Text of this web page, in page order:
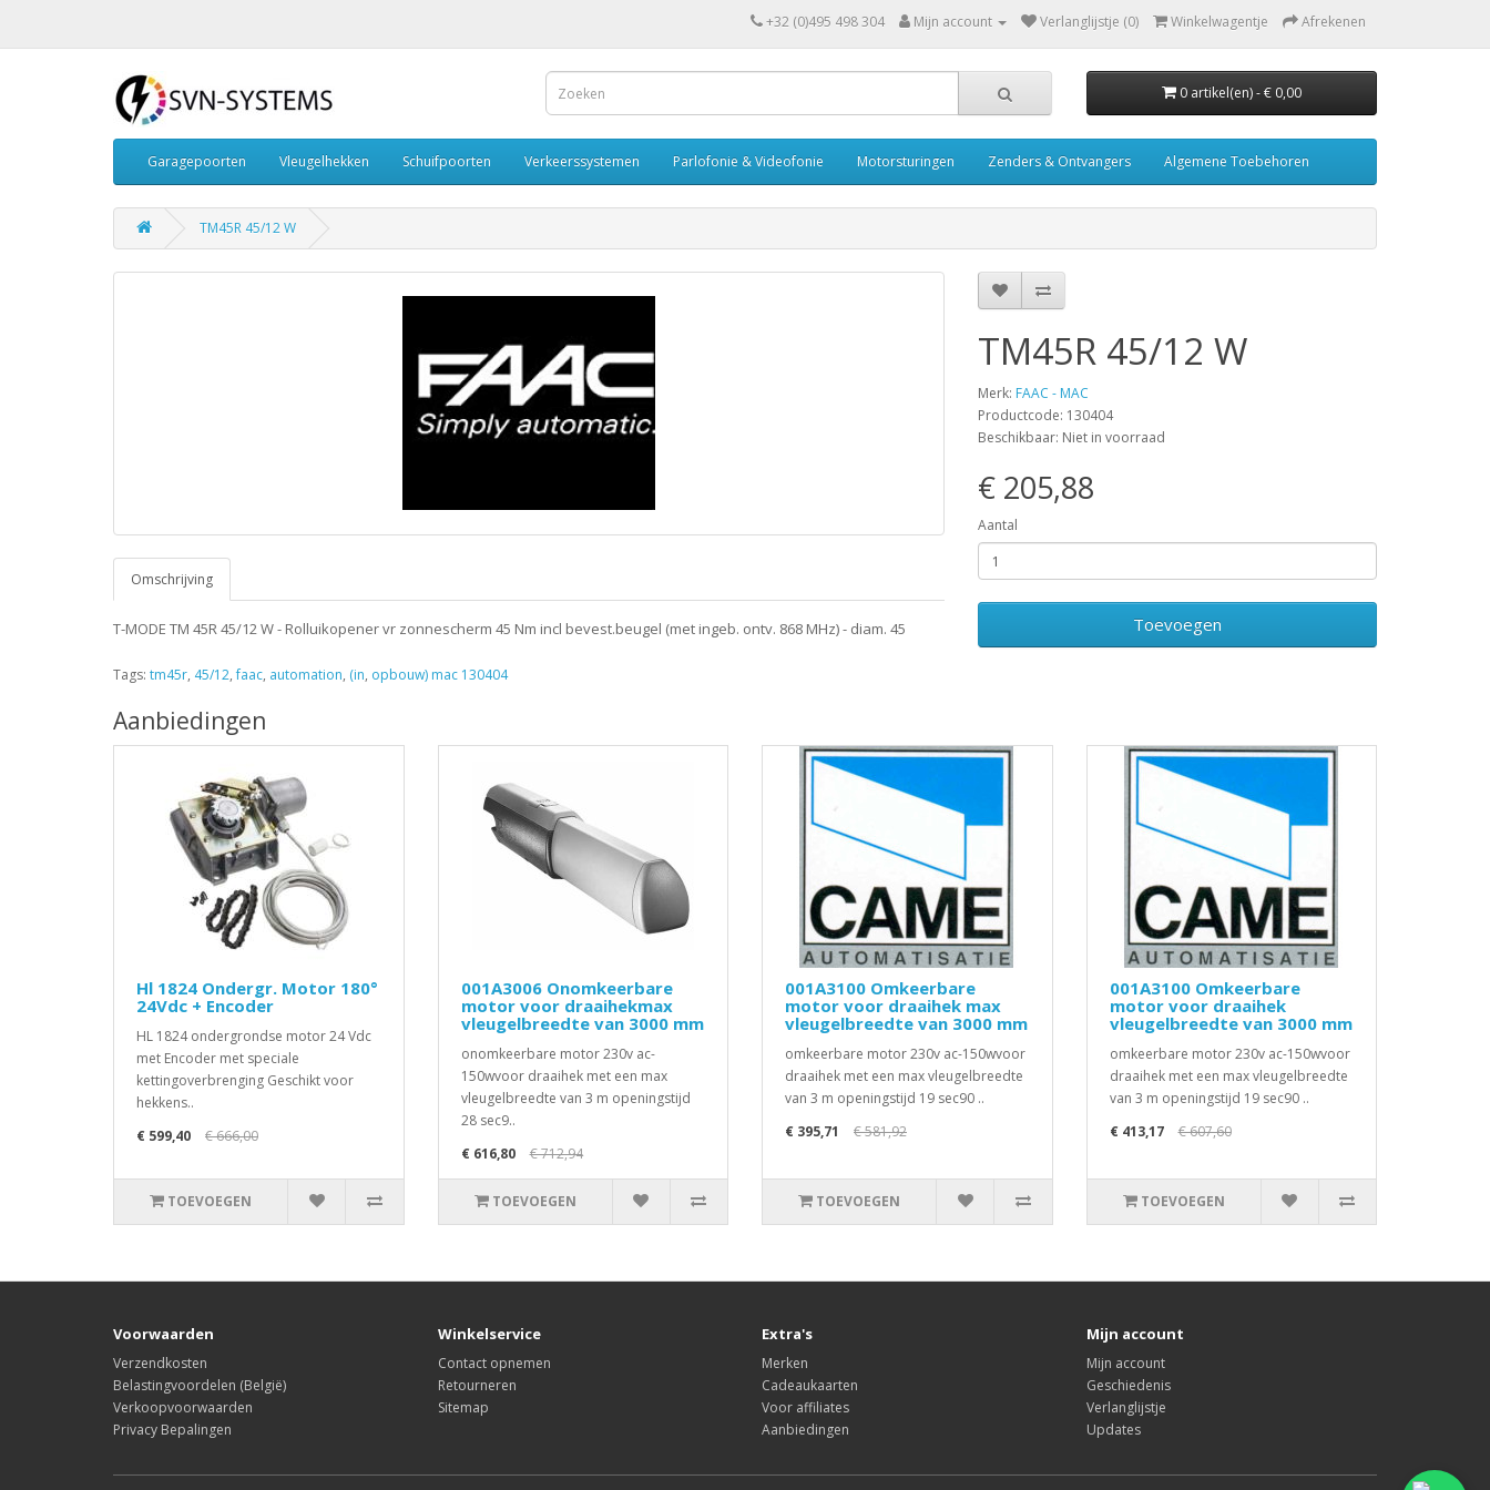
+32 (0)495 498 304 Mijn account Verlanglijstje (0) Winkelwagentje Afrekenen
0 artikel(en) - € 0,00
Garagepoorten Vleugelhekken Schuifpoorten Verkeerssystemen Parlofonie & Videofonie Motorsturingen Zenders & Ontvangers Algemene Toebehoren
TM45R 45/12 W
Omschrijving
T-MODE TM 45R 45/12 W - Rolluikopener vr zonnescherm 45 Nm incl bevest.beugel (met ingeb. ontv. 868 MHz) - diam. 45
TM45R 45/12 W
Merk: FAAC - MAC
Productcode: 130404
Beschikbaar: Niet in voorraad
€ 205,88
Aantal
Toevoegen
Tags: tm45r, 45/12,faac, automation, (in, opbouw) mac 130404
Aanbiedingen
Hl 1824 Ondergr. Motor 180°
24Vdc + Encoder
HL 1824 ondergrondse motor 24 Vdc
met Encoder met speciale
kettingoverbrenging Geschikt voor
hekkens..
€ 599,40
€ 666,00
TOEVOEGEN
001A3006 Onomkeerbare
motor voor draaihekmax
vleugelbreedte van 3000 mm
onomkeerbare motor 230v ac-
150wvoor draaihek met een max
vleugelbreedte van 3 m openingstijd
28 sec9..
€ 616,80
€ 712,94
TOEVOEGEN
001A3100 Omkeerbare
motor voor draaihek max
vleugelbreedte van 3000 mm
omkeerbare motor 230v ac-150wvoor
draaihek met een max vleugelbreedte
van 3 m openingstijd 19 sec90 ..
€ 395,71
€ 581,92
TOEVOEGEN
001A3100 Omkeerbare
motor voor draaihek
vleugelbreedte van 3000 mm
omkeerbare motor 230v ac-150wvoor
draaihek met een max vleugelbreedte
van 3 m openingstijd 19 sec90 ..
€ 413,17
€ 607,60
TOEVOEGEN
Voorwaarden
Verzendkosten
Belastingvoordelen (België)
Verkoopvoorwaarden
Privacy Bepalingen
Winkelservice
Contact opnemen
Retourneren
Sitemap
Extra's
Merken
Cadeaukaarten
Voor affiliates
Aanbiedingen
Mijn account
Mijn account
Geschiedenis
Verlanglijstje
Updates